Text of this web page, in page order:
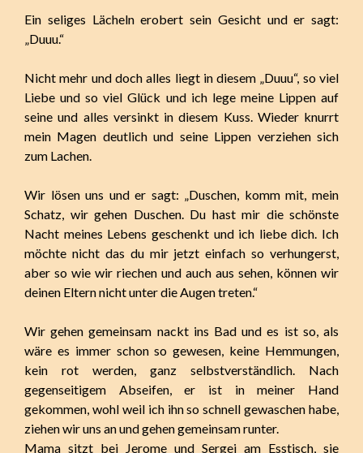
Ein seliges Lächeln erobert sein Gesicht und er sagt:
„Duuu.“
Nicht mehr und doch alles liegt in diesem „Duuu“, so viel
Liebe und so viel Glück und ich lege meine Lippen auf
seine und alles versinkt in diesem Kuss. Wieder knurrt
mein Magen deutlich und seine Lippen verziehen sich
zum Lachen.
Wir lösen uns und er sagt: „Duschen, komm mit, mein
Schatz, wir gehen Duschen. Du hast mir die schönste
Nacht meines Lebens geschenkt und ich liebe dich. Ich
möchte nicht das du mir jetzt einfach so verhungerst,
aber so wie wir riechen und auch aus sehen, können wir
deinen Eltern nicht unter die Augen treten.“
Wir gehen gemeinsam nackt ins Bad und es ist so, als
wäre es immer schon so gewesen, keine Hemmungen,
kein rot werden, ganz selbstverständlich. Nach
gegenseitigem Abseifen, er ist in meiner Hand
gekommen, wohl weil ich ihn so schnell gewaschen habe,
ziehen wir uns an und gehen gemeinsam runter.
Mama sitzt bei Jerome und Sergej am Esstisch, sie